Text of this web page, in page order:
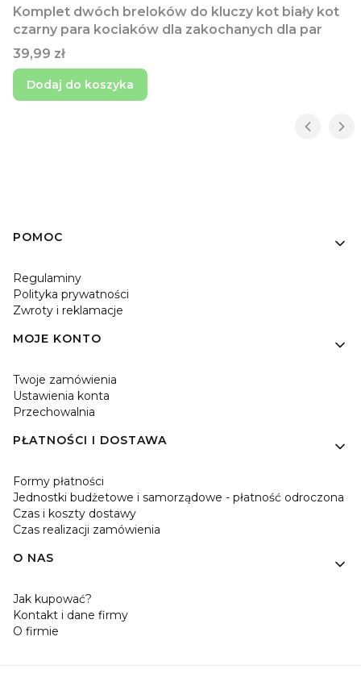
Komplet dwóch breloków do kluczy kot biały kot
czarny para kociaków dla zakochanych dla par
Cena
39,99 zł
Dodaj do koszyka
Linki w stopce
POMOC
Regulaminy
Polityka prywatności
Zwroty i reklamacje
MOJE KONTO
Twoje zamówienia
Ustawienia konta
Przechowalnia
PŁATNOŚCI I DOSTAWA
Formy płatności
Jednostki budżetowe i samorządowe - płatność odroczona
Czas i koszty dostawy
Czas realizacji zamówienia
O NAS
Jak kupować?
Kontakt i dane firmy
O firmie